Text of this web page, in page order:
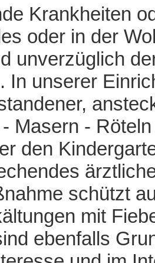
Krankheiten
oder in der
unverzüglich
In unserer
Masern -
den
schützt
mit
ebenfalls